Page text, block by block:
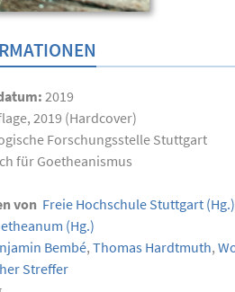
2019
2019 (Hardcover)
Forschungsstelle Stuttgart
für Goetheanismus
von Freie Hochschule Stuttgart (Hg.)
(Hg.)
Bembé, Thomas Hardtmuth,
Streffer